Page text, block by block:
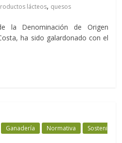
lácteos, quesos
la Denominación de Origen
ha sido galardonado con el
Ganadería Normativa
Sosteni